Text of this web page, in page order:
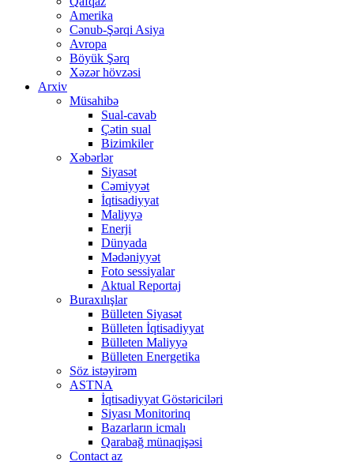
Amerika
Cənub-Şərqi Asiya
Avropa
Böyük Şərq
Xəzər hövzəsi
Arxiv
Müsahibə
Sual-cavab
Çətin sual
Bizimkiler
Xəbərlər
Siyasət
Cəmiyyət
İqtisadiyyat
Maliyyə
Enerji
Dünyada
Mədəniyyət
Foto sessiyalar
Aktual Reportaj
Buraxılışlar
Bülleten Siyasət
Bülleten İqtisadiyyat
Bülleten Maliyyə
Bülleten Energetika
Söz istəyirəm
ASTNA
İqtisadiyyat Göstəriciləri
Siyası Monitorinq
Bazarların icmalı
Qarabağ münaqişəsi
Contact az